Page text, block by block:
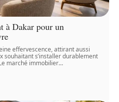
à Dakar pour un
effervescence, attirant aussi
souhaitant s’installer durablement
marché immobilier…